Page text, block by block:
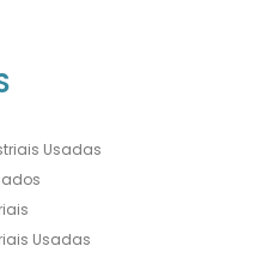
Usadas
Usadas